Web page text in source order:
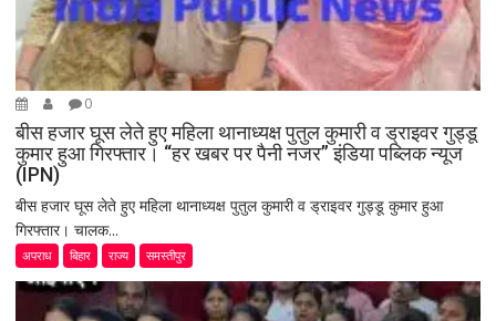
0
बीस हजार घूस लेते हुए महिला थानाध्यक्ष पुतुल कुमारी व ड्राइवर गुड्डू
कुमार हुआ गिरफ्तार। “हर खबर पर पैनी नजर” इंडिया पब्लिक न्यूज
(IPN)
बीस हजार घूस लेते हुए महिला थानाध्यक्ष पुतुल कुमारी व ड्राइवर गुड्डू कुमार हुआ
गिरफ्तार। चालक...
अपराध बिहार राज्य समस्तीपुर